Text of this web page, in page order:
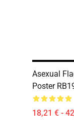
Asexual
Poster
18,21 € -